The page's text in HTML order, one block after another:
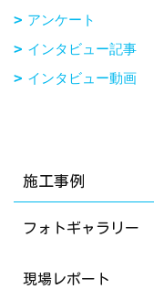
アンケート
インタビュー記事
インタビュー動画
施工事例
フォトギャラリー
現場レポート